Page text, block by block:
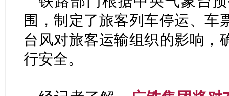
围，制定了旅客列车停运、车
台风对旅客运输组织的影响，
行安全。